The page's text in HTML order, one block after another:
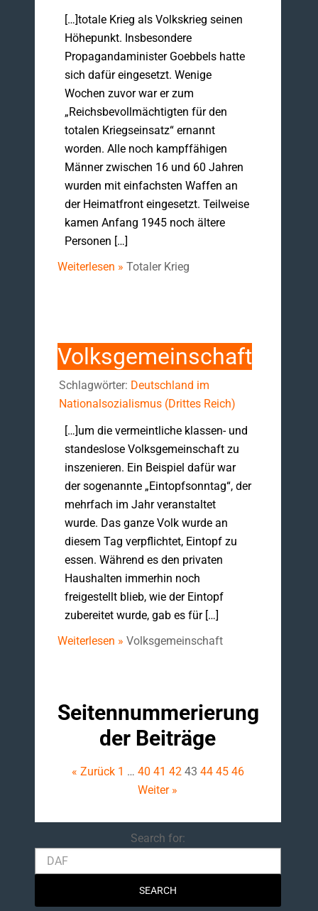
[…]totale Krieg als Volkskrieg seinen
Höhepunkt. Insbesondere
Propagandaminister Goebbels hatte
sich dafür eingesetzt. Wenige
Wochen zuvor war er zum
„Reichsbevollmächtigten für den
totalen Kriegseinsatz“ ernannt
worden. Alle noch kampffähigen
Männer zwischen 16 und 60 Jahren
wurden mit einfachsten Waffen an
der Heimatfront eingesetzt. Teilweise
kamen Anfang 1945 noch ältere
Personen […]
Weiterlesen » Totaler Krieg
Volksgemeinschaft
Schlagwörter: Deutschland im
Nationalsozialismus (Drittes Reich)
[…]um die vermeintliche klassen- und
standeslose Volksgemeinschaft zu
inszenieren. Ein Beispiel dafür war
der sogenannte „Eintopfsonntag“, der
mehrfach im Jahr veranstaltet
wurde. Das ganze Volk wurde an
diesem Tag verpflichtet, Eintopf zu
essen. Während es den privaten
Haushalten immerhin noch
freigestellt blieb, wie der Eintopf
zubereitet wurde, gab es für […]
Weiterlesen » Volksgemeinschaft
Seitennummerierung
der Beiträge
« Zurück 1 … 40 41 42 43 44 45 46
Weiter »
Search for:Search